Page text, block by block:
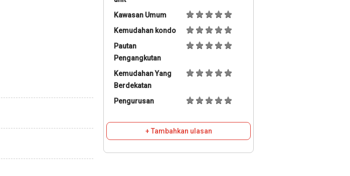
Kawasan Umum
Kemudahan kondo
Pautan
Pengangkutan
Kemudahan Yang
Berdekatan
Pengurusan
+ Tambahkan ulasan